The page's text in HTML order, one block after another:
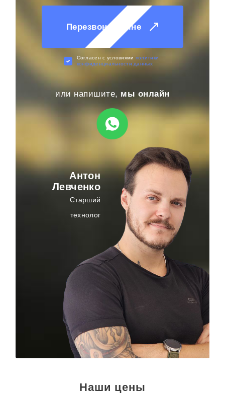
Антон
Левченко
Старший
технолог
Перезвоните мне
Cогласен с условиями политики
конфиденциальности данных
или напишите, мы онлайн
Наши цены